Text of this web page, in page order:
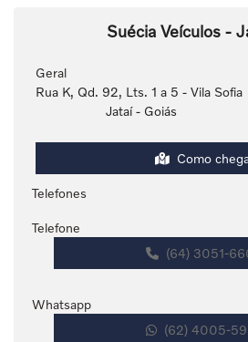
Suécia Veículos -
Geral
Rua K, Qd. 92, Lts. 1 a 5 - Vila Sofia
Jataí - Goiás
Como
Telefones
Telefone
(64) 3051-
Whatsapp
(62) 4005-